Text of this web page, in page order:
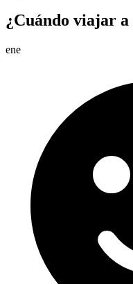
¿Cuándo viajar a
ene